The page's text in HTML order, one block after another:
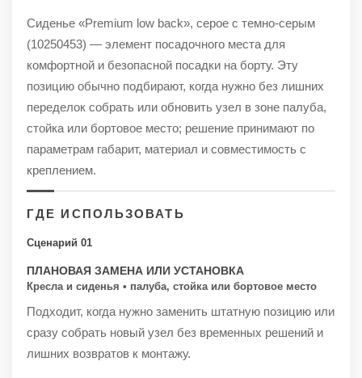
Сиденье «Premium low back», серое с темно-серым
(10250453) — элемент посадочного места для
комфортной и безопасной посадки на борту. Эту
позицию обычно подбирают, когда нужно без лишних
переделок собрать или обновить узел в зоне палуба,
стойка или бортовое место; решение принимают по
параметрам габарит, материал и совместимость с
креплением.
ГДЕ ИСПОЛЬЗОВАТЬ
Сценарий 01
ПЛАНОВАЯ ЗАМЕНА ИЛИ УСТАНОВКА
Кресла и сиденья • палуба, стойка или бортовое место
Подходит, когда нужно заменить штатную позицию или
сразу собрать новый узел без временных решений и
лишних возвратов к монтажу.